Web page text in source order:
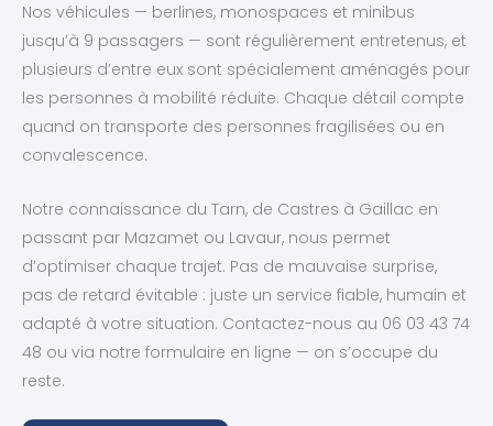
Nos véhicules — berlines, monospaces et minibus
jusqu’à 9 passagers — sont régulièrement entretenus, et
plusieurs d’entre eux sont spécialement aménagés pour
les personnes à mobilité réduite. Chaque détail compte
quand on transporte des personnes fragilisées ou en
convalescence.
Notre connaissance du Tarn, de Castres à Gaillac en
passant par Mazamet ou Lavaur, nous permet
d’optimiser chaque trajet. Pas de mauvaise surprise,
pas de retard évitable : juste un service fiable, humain et
adapté à votre situation. Contactez-nous au 06 03 43 74
48 ou via notre formulaire en ligne — on s’occupe du
reste.